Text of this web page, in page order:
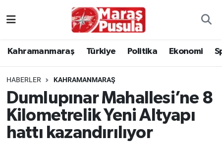
Kahramanmaraş Türkiye Politika Ekonomi
HABERLER KAHRAMANMARAŞ
Dumlupınar Mahallesi’ne 8
Kilometrelik Yeni Altyapı
hattı kazandırılıyor
Politika
Ekonomi
İstanbul Trafik Yoğunluk Haritası
Süper Lig Puan Durumu ve Fikstür